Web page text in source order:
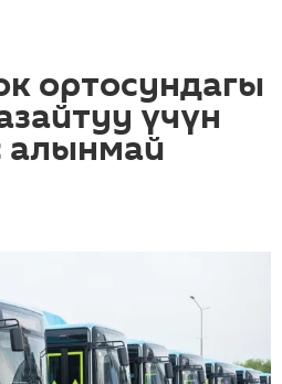
ортосундагы
үчүн
алынмай